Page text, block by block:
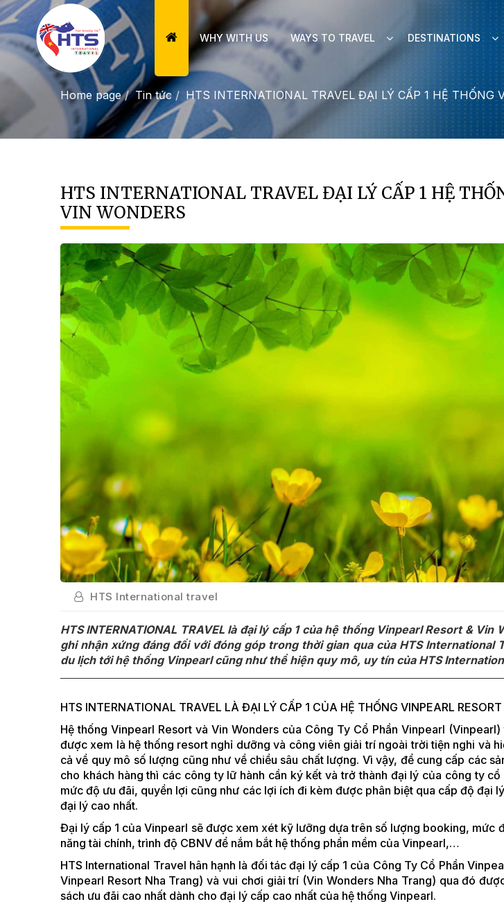
WHY WITH US WAYS TO TRAVEL DESTINATIONS
Home page Tin tức HTS INTERNATIONAL TRAVEL ĐẠI LÝ CẤP 1 HỆ THỐNG
HTS INTERNATIONAL TRAVEL ĐẠI LÝ CẤP 1 HỆ
VIN WONDERS
HTS International travel
HTS INTERNATIONAL TRAVEL là đại lý cấp 1 của hệ thống Vinpearl Resort &
ghi nhận xứng đáng đối với đóng góp trong thời gian qua của HTS International
du lịch tới hệ thống Vinpearl cũng như thể hiện quy mô, uy tín của HTS
HTS INTERNATIONAL TRAVEL LÀ ĐẠI LÝ CẤP 1 CỦA HỆ THỐNG VINPEARL
Hệ thống Vinpearl Resort và Vin Wonders của Công Ty Cổ Phần Vinpearl
được xem là hệ thống resort nghỉ dưỡng và công viên giải trí ngoài trời tiện nghi và
cả về quy mô số lượng cũng như về chiều sâu chất lượng. Vì vậy, để cung cấp các
cho khách hàng thì các công ty lữ hành cần ký kết và trở thành đại lý của công ty
mức độ ưu đãi, quyền lợi cũng như các lợi ích đi kèm được phân biệt qua cấp độ đại
đại lý cao nhất.
Đại lý cấp 1 của Vinpearl sẽ được xem xét kỹ lưỡng dựa trên số lượng booking, mức
năng tài chính, trình độ CBNV để nắm bắt hệ thống phần mềm của Vinpearl,…
HTS International Travel hân hạnh là đối tác đại lý cấp 1 của Công Ty Cổ Phần
Vinpearl Resort Nha Trang) và vui chơi giải trí (Vin Wonders Nha Trang) qua đó
sách ưu đãi cao nhất dành cho đại lý cấp cao nhất của hệ thống Vinpearl.